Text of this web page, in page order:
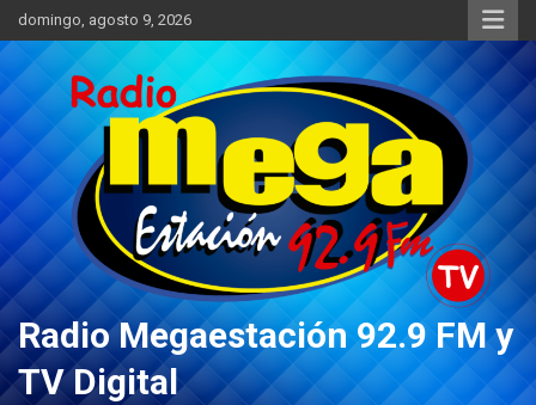
Saltar
al
contenido
domingo, agosto 9, 2026
Radio Megaestación 92.9 FM y
TV Digital